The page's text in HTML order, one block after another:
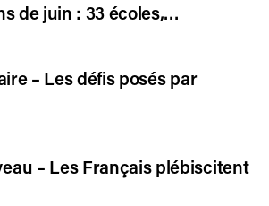
de juin : 33 écoles,…
– Les défis posés par
– Les Français plébiscitent